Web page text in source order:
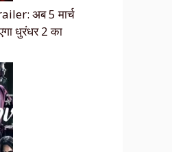
अब 5 मार्च
धुरंधर 2 का